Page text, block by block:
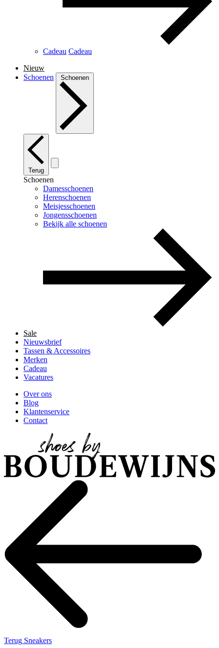
Cadeau Cadeau
Nieuw
Schoenen
Schoenen
Terug
Schoenen
Damesschoenen
Herenschoenen
Meisjesschoenen
Jongensschoenen
Bekijk alle schoenen
Sale
Nieuwsbrief
Tassen & Accessoires
Merken
Cadeau
Vacatures
Over ons
Blog
Klantenservice
Contact
Terug Sneakers